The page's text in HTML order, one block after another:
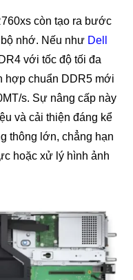
còn tạo ra bước
nhớ. Nếu như Dell
với tốc độ tối đa
hợp chuẩn DDR5 mới
s. Sự nâng cấp này
và cải thiện đáng kể
thông lớn, chẳng hạn
hoặc xử lý hình ảnh